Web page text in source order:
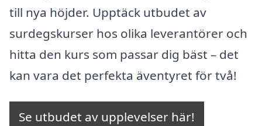
till nya höjder. Upptäck utbudet av
surdegskurser hos olika leverantörer och
hitta den kurs som passar dig bäst – det
kan vara det perfekta äventyret för två!
Se utbudet av upplevelser här!